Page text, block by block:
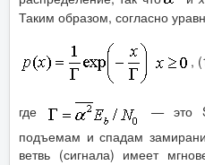
Таким образом, согласно
,
где — это
подъемам и спадам
ветвь (сигнала) имеет